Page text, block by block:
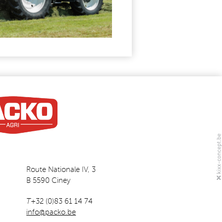
Route Nationale IV, 3
B 5590 Ciney
T +32 (0)83 61 14 74
info@packo.be